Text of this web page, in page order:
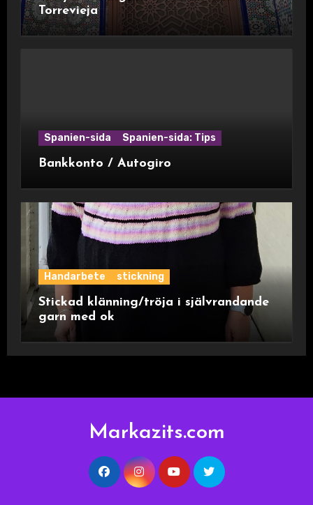
Torrevieja
Spanien-sida Spanien-sida: Tips
Bankkonto / Autogiro
Handarbete stickning
Stickad klänning/tröja i självrandande
garn med ok
Markazits.com